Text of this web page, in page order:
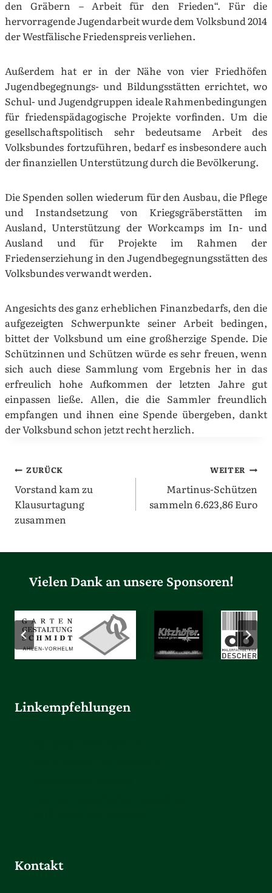
den Gräbern – Arbeit für den Frieden“. Für die
hervorragende Jugendarbeit wurde dem Volksbund 2014
der Westfälische Friedenspreis verliehen.
Außerdem hat er in der Nähe von vier Friedhöfen
Jugendbegegnungs- und Bildungsstätten errichtet, wo
Schul- und Jugendgruppen ideale Rahmenbedingungen
für friedenspädagogische Projekte vorfinden. Um die
gesellschaftspolitisch sehr bedeutsame Arbeit des
Volksbundes fortzuführen, bedarf es insbesondere auch
der finanziellen Unterstützung durch die Bevölkerung.
Die Spenden sollen wiederum für den Ausbau, die Pflege
und Instandsetzung von Kriegsgräberstätten im
Ausland, Unterstützung der Workcamps im In- und
Ausland und für Projekte im Rahmen der
Friedenserziehung in den Jugendbegegnungsstätten des
Volksbundes verwandt werden.
Angesichts des ganz erheblichen Finanzbedarfs, den die
aufgezeigten Schwerpunkte seiner Arbeit bedingen,
bittet der Volksbund um eine großherzige Spende. Die
Schützinnen und Schützen würde es sehr freuen, wenn
sich auch diese Sammlung vom Ergebnis her in das
erfreulich hohe Aufkommen der letzten Jahre gut
einpassen ließe. Allen, die die Sammler freundlich
empfangen und ihnen eine Spende übergeben, dankt
der Volksbund schon jetzt recht herzlich.
Beitragsnavigation
ZURÜCK
Vorstand kam zu
Klausurtagung
zusammen
WEITER
Martinus-Schützen
sammeln 6.623,86 Euro
Vielen Dank an unsere Sponsoren!
Linkempfehlungen
Kontakt